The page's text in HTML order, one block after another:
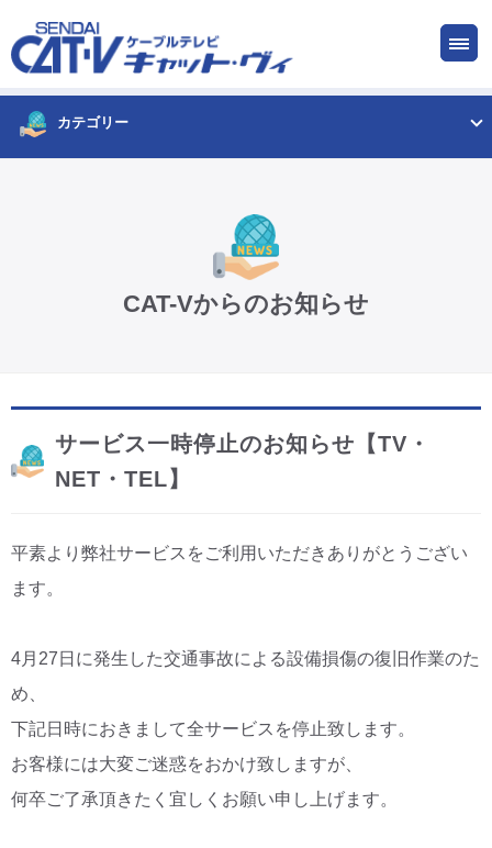
カテゴリー
CAT-Vからのお知らせ
サービス一時停止のお知らせ【TV・
NET・TEL】
平素より弊社サービスをご利用いただきありがとうござい
ます。
4月27日に発生した交通事故による設備損傷の復旧作業のた
め、
下記日時におきまして全サービスを停止致します。
お客様には大変ご迷惑をおかけ致しますが、
何卒ご了承頂きたく宜しくお願い申し上げます。
お申し込み
ご検討中の方
サービス
サービスエリア
CM・広告掲載